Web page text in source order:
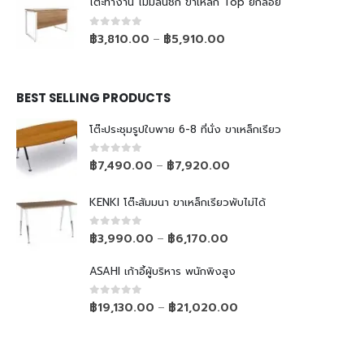
0out of 5
฿3,810.00 – ฿5,910.00
BEST SELLING PRODUCTS
โต๊ะประชุมรูปใบพาย 6-8 ที่นั่ง ขาเหล็กเรียว
0out of 5
฿7,490.00 – ฿7,920.00
KENKI โต๊ะสัมมนา ขาเหล็กเรียวพับไม่ได้
0out of 5
฿3,990.00 – ฿6,170.00
ASAHI เก้าอี้ผู้บริหาร พนักพิงสูง
0out of 5
฿19,130.00 – ฿21,020.00